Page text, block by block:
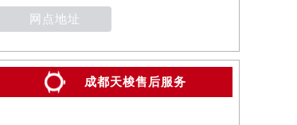
网点地址
成都天梭售后服务